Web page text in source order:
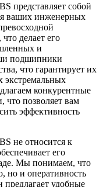
представляет собой
ваших инженерных
делает его
и
подшипники
что гарантирует их
экстремальных
конкурентные
что позволяет вам
эффективность
не относится к
его
Мы понимаем, что
но и оперативность
предлагает удобные